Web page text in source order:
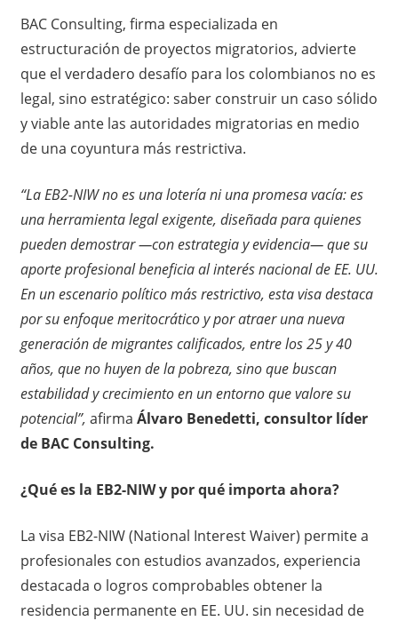
BAC Consulting, firma especializada en
estructuración de proyectos migratorios, advierte
que el verdadero desafío para los colombianos no es
legal, sino estratégico: saber construir un caso sólido
y viable ante las autoridades migratorias en medio
de una coyuntura más restrictiva.
“La EB2-NIW no es una lotería ni una promesa vacía: es
una herramienta legal exigente, diseñada para quienes
pueden demostrar —con estrategia y evidencia— que su
aporte profesional beneficia al interés nacional de EE. UU.
En un escenario político más restrictivo, esta visa destaca
por su enfoque meritocrático y por atraer una nueva
generación de migrantes calificados, entre los 25 y 40
años, que no huyen de la pobreza, sino que buscan
estabilidad y crecimiento en un entorno que valore su
potencial”, afirma Álvaro Benedetti, consultor líder
de BAC Consulting.
¿Qué es la EB2-NIW y por qué importa ahora?
La visa EB2-NIW (National Interest Waiver) permite a
profesionales con estudios avanzados, experiencia
destacada o logros comprobables obtener la
residencia permanente en EE. UU. sin necesidad de